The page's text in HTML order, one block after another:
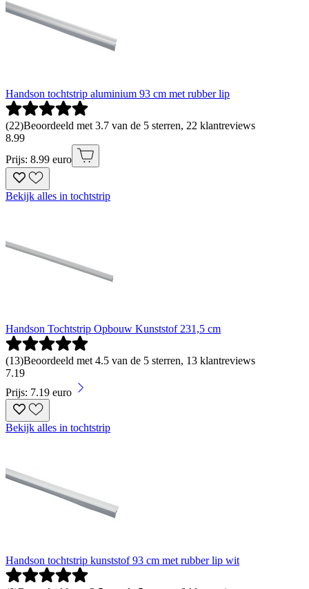
Handson tochtstrip aluminium 93 cm met rubber lip
(22)Beoordeeld met 3.7 van de 5 sterren, 22 klantreviews
8.99
Prijs: 8.99 euro
Bekijk alles in tochtstrip
Handson Tochtstrip Opbouw Kunststof 231,5 cm
(13)Beoordeeld met 4.5 van de 5 sterren, 13 klantreviews
7.19
Prijs: 7.19 euro
Bekijk alles in tochtstrip
Handson tochtstrip kunststof 93 cm met rubber lip wit